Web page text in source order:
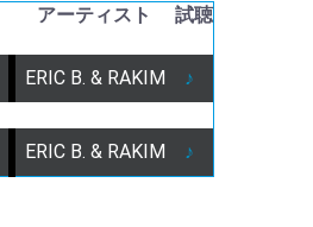
アーティスト
試聴
ERIC B. & RAKIM
♪
ERIC B. & RAKIM ♪